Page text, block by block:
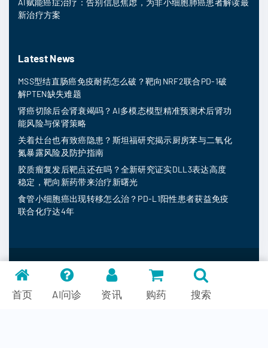
AI赋能癌症治疗：告别信息焦虑，为非小细胞肺癌患者解读最
新治疗方案
Latest News
MSS型结直肠癌免疫耐药怎么破？靶向NRF2联合PD-1破
解PTEN缺失难题
肾癌切除后会肾衰竭吗？AI多模态模型精准预测术后肾功
能风险与保肾策略
关着灶台也有致癌隐患？斯坦福研究揭示厨房苯与二氧化
氮暴露风险及防护指南
胶质瘤复发后靶点还在吗？全新研究证实DLL3表达高度
稳定，靶向新药带来治疗新曙光
食管小细胞癌出现转移怎么治？PD-L1阳性患者获益免疫
联合化疗达4年
MedFind © 2026
首页 AI问诊 资讯 购药 搜索